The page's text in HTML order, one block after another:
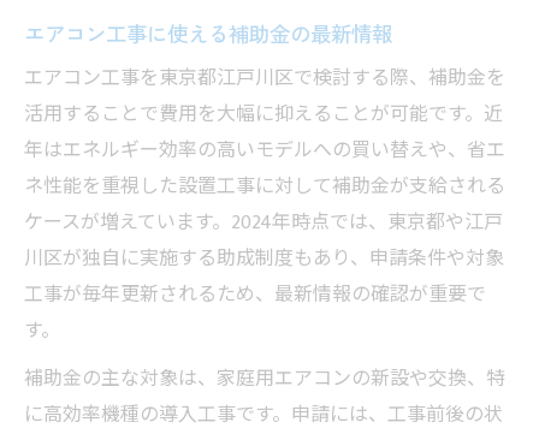
エアコン工事に使える補助金の最新情報
エアコン工事を東京都江戸川区で検討する際、補助金を
活用することで費用を大幅に抑えることが可能です。近
年はエネルギー効率の高いモデルへの買い替えや、省エ
ネ性能を重視した設置工事に対して補助金が支給される
ケースが増えています。2024年時点では、東京都や江戸
川区が独自に実施する助成制度もあり、申請条件や対象
工事が毎年更新されるため、最新情報の確認が重要で
す。
補助金の主な対象は、家庭用エアコンの新設や交換、特
に高効率機種の導入工事です。申請には、工事前後の状